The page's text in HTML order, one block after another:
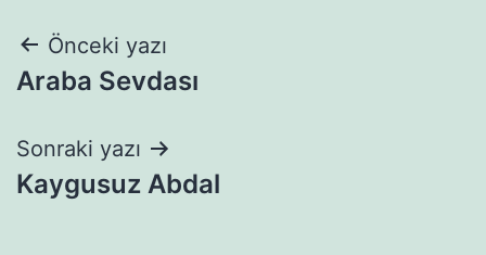
Yazı
gezinmesi
Önceki yazı
Araba Sevdası
Sonraki yazı
Kaygusuz Abdal